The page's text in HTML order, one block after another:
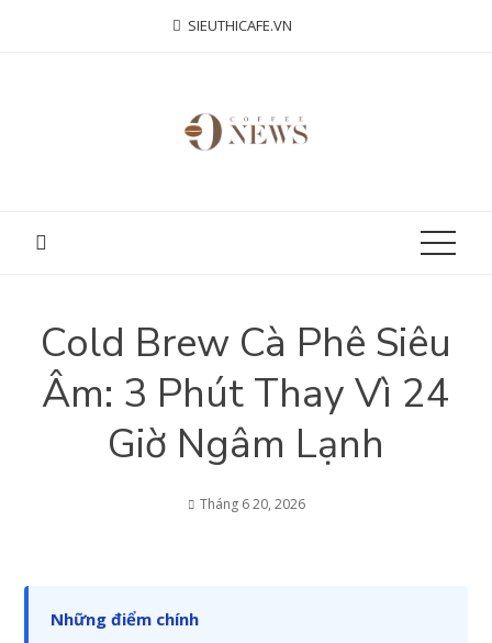
SIEUTHICAFE.VN
Cold Brew Cà Phê Siêu
Âm: 3 Phút Thay Vì 24
Giờ Ngâm Lạnh
Tháng 6 20, 2026
Những điểm chính